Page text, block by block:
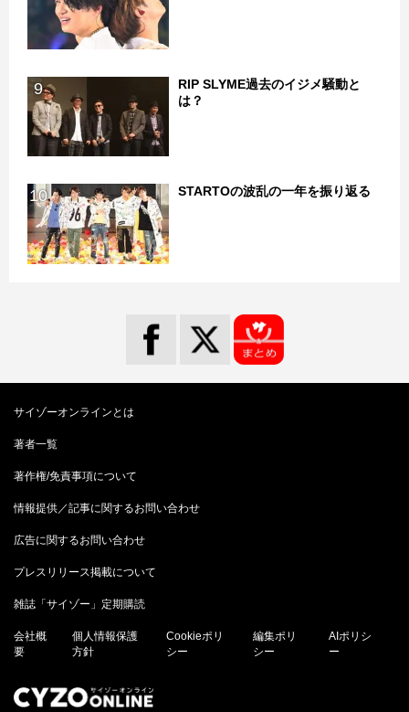
9
RIP SLYME過去のイジメ騒動と
は？
10 STARTOの波乱の一年を振り返る
サイゾーオンラインとは
著者一覧
著作権/免責事項について
情報提供／記事に関するお問い合わせ
広告に関するお問い合わせ
プレスリリース掲載について
雑誌「サイゾー」定期購読
会社概
要
個人情報保護
方針
Cookieポリ
シー
編集ポリ
シー
AIポリシ
ー